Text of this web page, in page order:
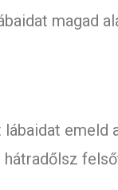
magad
emeld
hátradőlsz